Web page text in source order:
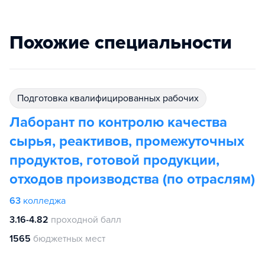
Похожие специальности
подготовка квалифицированных рабочих
Лаборант по контролю качества
сырья, реактивов, промежуточных
продуктов, готовой продукции,
отходов производства (по отраслям)
63 колледжа
3.16-4.82 проходной балл
1565 бюджетных мест